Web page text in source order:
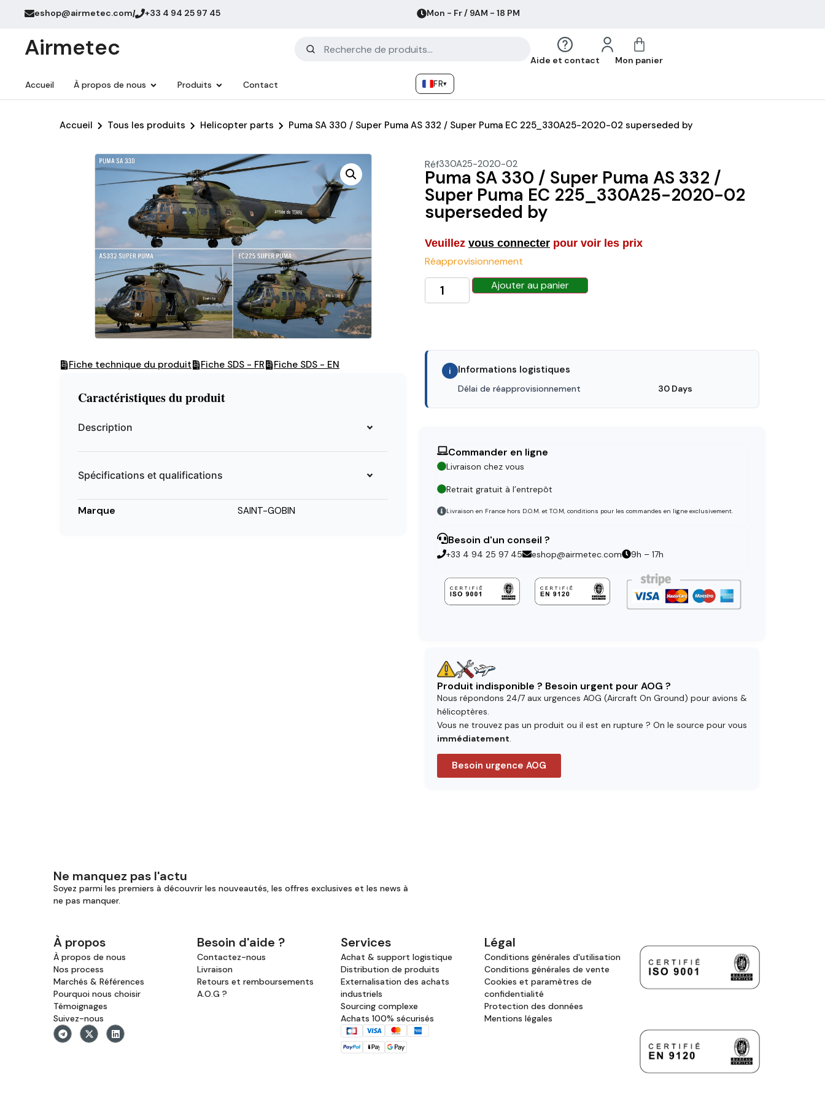
eshop@airmetec.com/ +33 4 94 25 97 45 Mon - Fr / 9AM - 18 PM
Airmetec Aide et contact Mon panier
Accueil À propos de nous Produits Contact FR▾
Accueil Tous les produits Helicopter parts Puma SA 330 / Super Puma AS 332 / Super Puma EC 225_330A25-2020-02 superseded by
Réf330A25-2020-02
Puma SA 330 / Super Puma AS 332 /
Super Puma EC 225_330A25-2020-02
superseded by
Veuillez vous connecter pour voir les prix
Réapprovisionnement
Ajouter au panier
i Informations logistiques
Délai de réapprovisionnement 30 Days
Commander en ligne
Livraison chez vous
Retrait gratuit à l’entrepôt
Livraison en France hors D.O.M. et T.O.M, conditions pour les commandes en ligne exclusivement.
Besoin d'un conseil ?
+33 4 94 25 97 45 eshop@airmetec.com 9h – 17h
Produit indisponible ? Besoin urgent pour AOG ?
Nous répondons 24/7 aux urgences AOG (Aircraft On Ground) pour avions &
hélicoptères.
Vous ne trouvez pas un produit ou il est en rupture ? On le source pour vous
immédiatement.
Besoin urgence AOG
Fiche technique du produit Fiche SDS - FR Fiche SDS - EN
Caractéristiques du produit
Description
Spécifications et qualifications
Marque SAINT-GOBIN
Ne manquez pas l'actu
Soyez parmi les premiers à découvrir les nouveautés, les offres exclusives et les news à
ne pas manquer.
À propos
À propos de nous
Nos process
Marchés & Références
Pourquoi nous choisir
Témoignages
Suivez-nous
Besoin d'aide ?
Contactez-nous
Livraison
Retours et remboursements
A.O.G ?
Services
Achat & support logistique
Distribution de produits
Externalisation des achats
industriels
Sourcing complexe
Achats 100% sécurisés
Légal
Conditions générales d'utilisation
Conditions générales de vente
Cookies et paramètres de
confidentialité
Protection des données
Mentions légales